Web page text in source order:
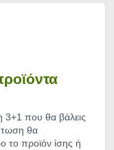
3+1 που θα βάλεις
θα
το προϊόν ίσης ή